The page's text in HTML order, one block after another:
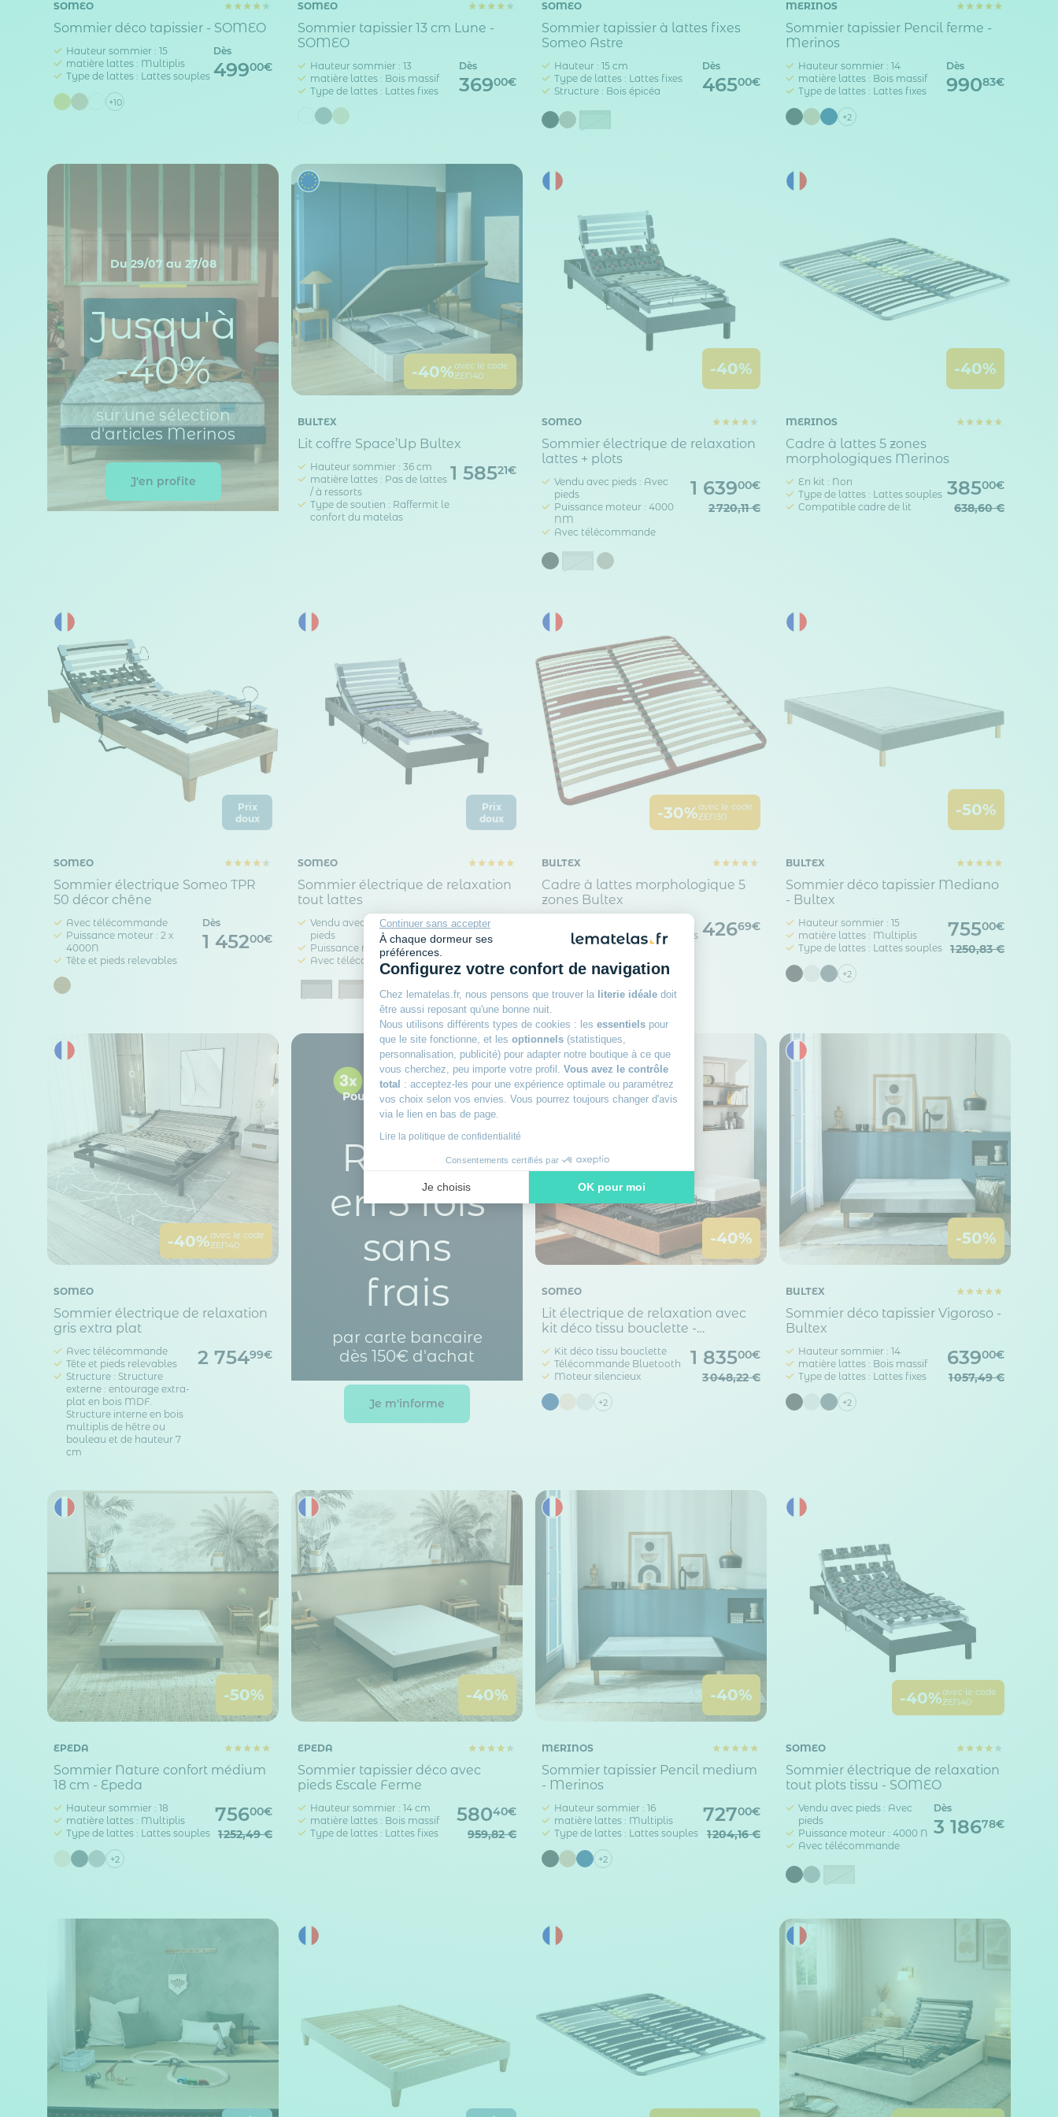
Continuer sans accepter
À chaque dormeur ses
préférences.
Configurez votre confort de navigation
Chez lematelas.fr, nous pensons que trouver la literie idéale doit
être aussi reposant qu'une bonne nuit.
Nous utilisons différents types de cookies : les essentiels pour
que le site fonctionne, et les optionnels (statistiques,
personnalisation, publicité) pour adapter notre boutique à ce que
vous cherchez, peu importe votre profil. Vous avez le contrôle
total : acceptez-les pour une expérience optimale ou paramétrez
vos choix selon vos envies. Vous pourrez toujours changer d'avis
via le lien en bas de page.
Lire la politique de confidentialité
Consentements certifiés par
Je choisis OK pour moi
Axeptio consent
Plateforme de Gestion du Consentement : Personnalisez vos Options
Notre plateforme vous permet d'adapter et de gérer vos paramètres de confidentialité, en garantissant la conformité avec
SOMEO
Sommier déco tapissier - SOMEO
Hauteur sommier : 15
matière lattes : Multiplis
Type de lattes : Lattes souples
+10
Dès
49900€
SOMEO
Sommier tapissier 13 cm Lune -
SOMEO
Hauteur sommier : 13
matière lattes : Bois massif
Type de lattes : Lattes fixes
Dès
36900€
SOMEO
Sommier tapissier à lattes fixes
Someo Astre
Hauteur : 15 cm
Type de lattes : Lattes fixes
Structure : Bois épicéa
Dès
46500€
MERINOS
Sommier tapissier Pencil ferme -
Merinos
Hauteur sommier : 14
matière lattes : Bois massif
Type de lattes : Lattes fixes
+2
Dès
99083€
Du 29/07 au 27/08
Jusqu'à
-40%
sur une sélection
d'articles Merinos
J'en profite
-40%avec le code
ZEN40
BULTEX
Lit coffre Space’Up Bultex
Hauteur sommier : 36 cm
matière lattes : Pas de lattes
/ à ressorts
Type de soutien : Raffermit le
confort du matelas
1 58521€
-40%
SOMEO
Sommier électrique de relaxation
lattes + plots
Vendu avec pieds : Avec
pieds
Puissance moteur : 4000
NM
Avec télécommande
Gris
1 63900€
2 720,11 €
-40%
MERINOS
Cadre à lattes 5 zones
morphologiques Merinos
En kit : Non
Type de lattes : Lattes souples
Compatible cadre de lit
38500€
638,60 €
Prix
doux
SOMEO
Sommier électrique Someo TPR
50 décor chêne
Avec télécommande
Puissance moteur : 2 x
4000N
Tête et pieds relevables
Dès
1 45200€
Prix
doux
SOMEO
Sommier électrique de relaxation
tout lattes
Vendu avec pieds : Avec
pieds
Puissance moteur : 4000 N
Avec télécommande
AnthraciteBois foncé
+2
Dès
1 449
-30%avec le code
ZEN30
BULTEX
Cadre à lattes morphologique 5
zones Bultex
Type de lattes : Lattes souples
Compatible cadre de lit
42669€
-50%
BULTEX
Sommier déco tapissier Mediano
- Bultex
Hauteur sommier : 15
matière lattes : Multiplis
Type de lattes : Lattes souples
+2
75500€
1 250,83 €
-40%avec le code
ZEN40
SOMEO
Sommier électrique de relaxation
gris extra plat
Avec télécommande
Tête et pieds relevables
Structure : Structure
externe : entourage extra-
plat en bois MDF.
Structure interne en bois
multiplis de hêtre ou
bouleau et de hauteur 7
cm
2 75499€
Pour toutes vos envies
Réglez
en 3 fois
sans
frais
par carte bancaire
dès 150€ d'achat
Je m'informe
-40%
SOMEO
Lit électrique de relaxation avec
kit déco tissu bouclette -
Plénitude
Kit déco tissu bouclette
Télécommande Bluetooth
Moteur silencieux
+2
1 83500€
3 048,22 €
-50%
BULTEX
Sommier déco tapissier Vigoroso -
Bultex
Hauteur sommier : 14
matière lattes : Bois massif
Type de lattes : Lattes fixes
+2
63900€
1 057,49 €
-50%
EPEDA
Sommier Nature confort médium
18 cm - Epeda
Hauteur sommier : 18
matière lattes : Multiplis
Type de lattes : Lattes souples
+2
75600€
1 252,49 €
-40%
EPEDA
Sommier tapissier déco avec
pieds Escale Ferme
Hauteur sommier : 14 cm
matière lattes : Bois massif
Type de lattes : Lattes fixes
58040€
959,82 €
-40%
MERINOS
Sommier tapissier Pencil medium
- Merinos
Hauteur sommier : 16
matière lattes : Multiplis
Type de lattes : Lattes souples
+2
72700€
1 204,16 €
-40%avec le code
ZEN40
SOMEO
Sommier électrique de relaxation
tout plots tissu - SOMEO
Vendu avec pieds : Avec
pieds
Puissance moteur : 4000 N
Avec télécommande
Dès
3 18678€